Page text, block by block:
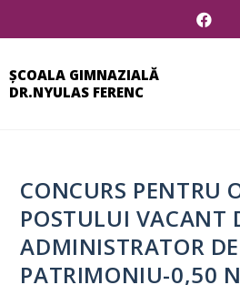
ȘCOALA GIMNAZIALĂ
DR.NYULAS FERENC
CONCURS PENTRU
POSTULUI VACANT
ADMINISTRATOR DE
PATRIMONIU-0,50